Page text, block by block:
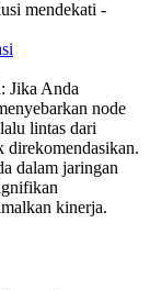
mendekati -
: Jika Anda
node
lintas dari
direkomendasikan.
dalam jaringan
kinerja.